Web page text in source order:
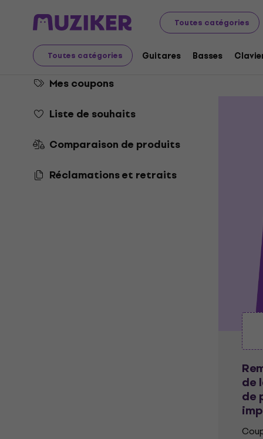
Toutes catégories
Toutes catégories Guitares Basses
Compte Muziker Smile
Commandes et biens
Mes coupons
Liste de souhaits
Comparaison de produits
Réclamations et retraits
Mes
de
de